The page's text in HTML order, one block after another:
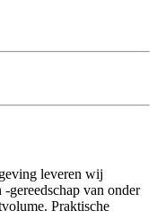
leveren wij
gereedschap van onder
Praktische